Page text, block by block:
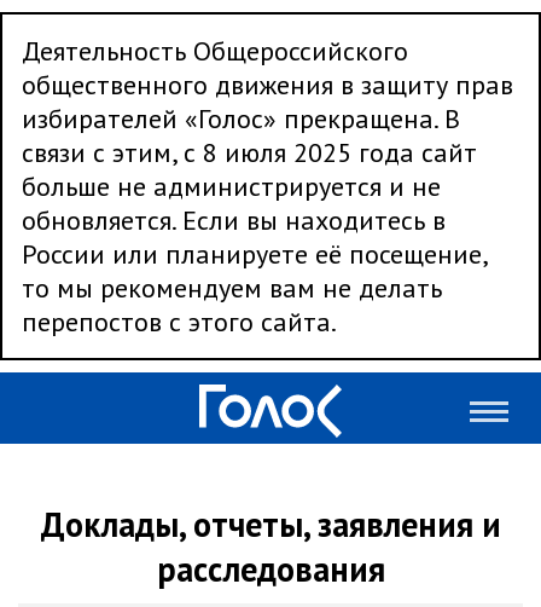
Деятельность Общероссийского
общественного движения в защиту прав
избирателей «Голос» прекращена. В
связи с этим, с 8 июля 2025 года сайт
больше не администрируется и не
обновляется. Если вы находитесь в
России или планируете её посещение,
то мы рекомендуем вам не делать
перепостов с этого сайта.
Доклады, отчеты, заявления и
расследования